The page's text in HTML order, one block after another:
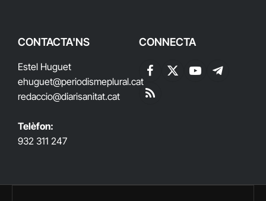
CONTACTA'NS
Estel Huguet
ehuguet@periodismeplural.cat
redaccio@diarisanitat.cat
Telèfon:
932 311 247
CONNECTA
Facebook
X
YouTubeTelegram
RSS